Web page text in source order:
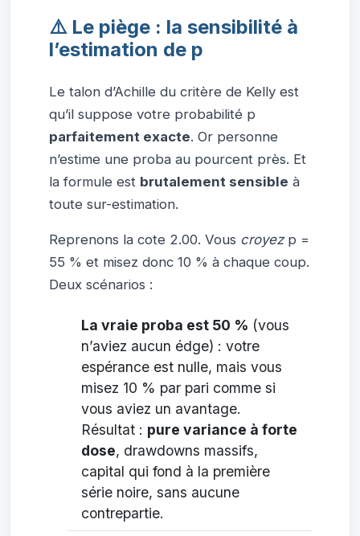
⚠️ Le piège : la sensibilité à
l’estimation de p
Le talon d’Achille du critère de Kelly est
qu’il suppose votre probabilité p
parfaitement exacte. Or personne
n’estime une proba au pourcent près. Et
la formule est brutalement sensible à
toute sur-estimation.
Reprenons la cote 2.00. Vous croyezp =
55 % et misez donc 10 % à chaque coup.
Deux scénarios :
La vraie proba est 50 % (vous
n’aviez aucun édge) : votre
espérance est nulle, mais vous
misez 10 % par pari comme si
vous aviez un avantage.
Résultat : pure variance à forte
dose, drawdowns massifs,
capital qui fond à la première
série noire, sans aucune
contrepartie.